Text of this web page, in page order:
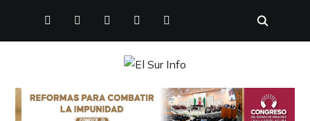
FACEBOOKTWITTERINSTAGRAM
YOUTUBEPINTEREST